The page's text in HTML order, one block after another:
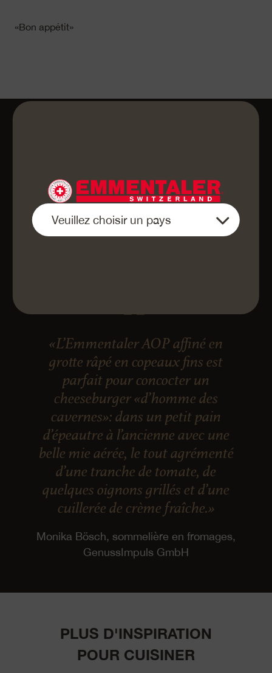
«Bon appétit»
«L’Emmentaler AOP affiné en
grotte râpé en copeaux fins est
parfait pour concocter un
cheeseburger «d’homme des
cavernes»: dans un petit pain
d’épeautre à l’ancienne avec une
belle mie aérée, le tout agrémenté
d’une tranche de tomate, de
quelques oignons grillés et d’une
cuillerée de crème fraîche.»
Monika Bösch, sommelière en fromages,
GenussImpuls GmbH
PLUS D'INSPIRATION
POUR CUISINER